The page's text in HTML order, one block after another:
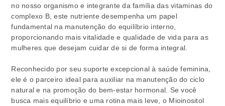
no nosso organismo e integrante da família das vitaminas do
complexo B, este nutriente desempenha um papel
fundamental na manutenção do equilíbrio interno,
proporcionando mais vitalidade e qualidade de vida para as
mulheres que desejam cuidar de si de forma integral.
Reconhecido por seu suporte excepcional à saúde feminina,
ele é o parceiro ideal para auxiliar na manutenção do ciclo
natural e na promoção do bem-estar hormonal. Se você
busca mais equilíbrio e uma rotina mais leve, o Mioinositol